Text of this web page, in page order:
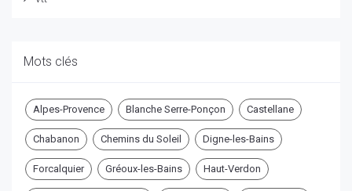
Mots clés
Alpes-Provence Blanche Serre-Ponçon Castellane
Chabanon Chemins du Soleil Digne-les-Bains
Forcalquier Gréoux-les-Bains Haut-Verdon